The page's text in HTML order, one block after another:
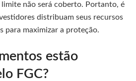
limite não será coberto. Portanto, é
distribuam seus recursos
para maximizar a proteção.
estão
FGC?